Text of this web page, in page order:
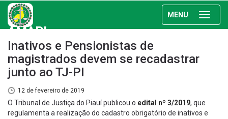
MENU
AMAPI
Inativos e Pensionistas de
magistrados devem se recadastrar
junto ao TJ-PI
12 de fevereiro de 2019
O Tribunal de Justiça do Piauí publicou o edital nº 3/2019, que
regulamenta a realização do cadastro obrigatório de inativos e